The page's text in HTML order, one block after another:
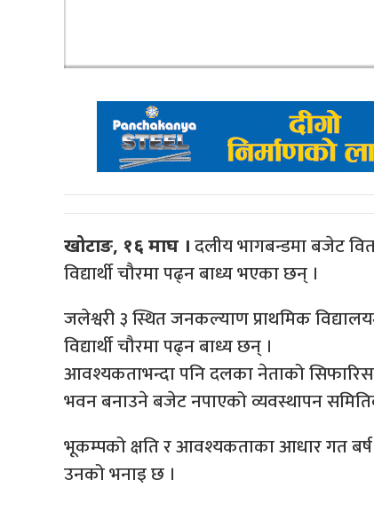
खोटाङ, १६ माघ । दलीय भागबन्डमा बजेट
विद्यार्थी चौरमा पढ्न बाध्य भएका छन् ।
जलेश्वरी ३ स्थित जनकल्याण प्राथमिक
विद्यार्थी चौरमा पढ्न बाध्य छन् ।
आवश्यकताभन्दा पनि दलका नेताको
भवन बनाउने बजेट नपाएको व्यवस्थापन
भूकम्पको क्षति र आवश्यकताका आधार गत
उनको भनाइ छ ।